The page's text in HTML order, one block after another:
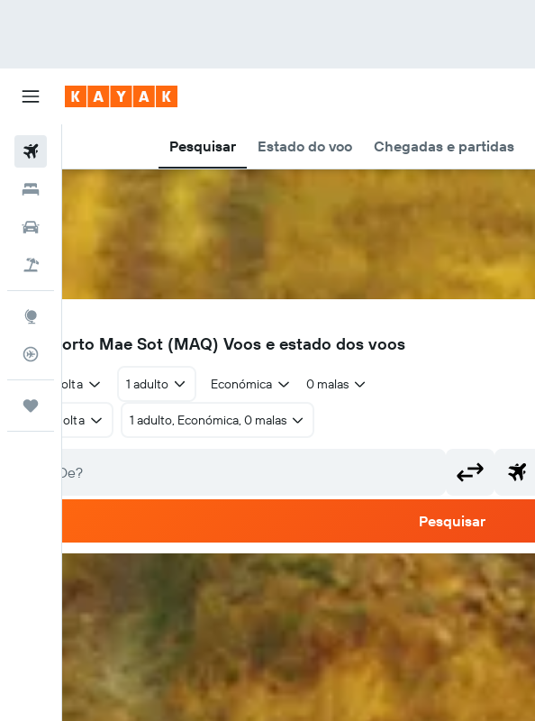
Pesquisar Estado do voo Chegadas e partidas
Monitorizador de voos
MAQ
Aeroporto Mae Sot (MAQ) Voos e estado dos voos
Ida e volta 1 adulto Económica 0 malas
Ida e volta 1 adulto, Económica, 0 malas
Pesquisar